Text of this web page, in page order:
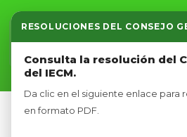
RESOLUCIONES DEL CONSEJO
Consulta la resolución del
del IECM.
Da clic en el siguiente enlace para
en formato PDF.
Inicio
Nosotros
Afíliate